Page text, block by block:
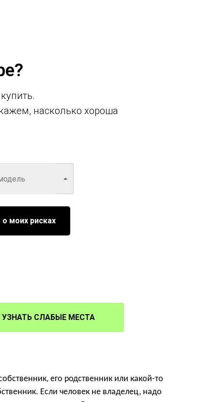
насколько хороша
о моих рисках
УЗНАТЬ СЛАБЫЕ МЕСТА
его родственник или какой-то
Если человек не владелец, надо